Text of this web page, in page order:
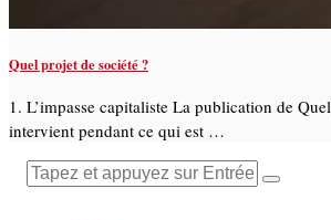
Quel projet de société ?
1. L’impasse capitaliste La publication de
intervient pendant ce qui est …